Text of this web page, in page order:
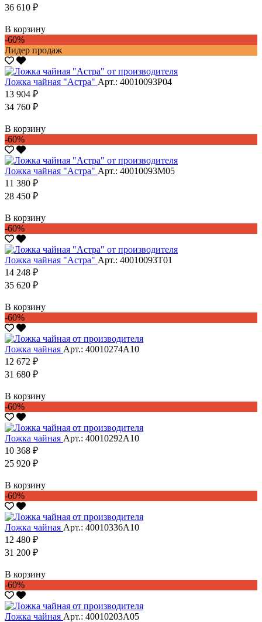
36 610 ₽
В корзину
-60%
Лидер продаж
Ложка чайная "Астра" Арт.: 40010093Р04
13 904 ₽
34 760 ₽
В корзину
-60%
Ложка чайная "Астра" Арт.: 40010093М05
11 380 ₽
28 450 ₽
В корзину
-60%
Ложка чайная "Астра" Арт.: 40010093Т01
14 248 ₽
35 620 ₽
В корзину
-60%
Ложка чайная Арт.: 40010274А10
12 672 ₽
31 680 ₽
В корзину
-60%
Ложка чайная Арт.: 40010292А10
10 368 ₽
25 920 ₽
В корзину
-60%
Ложка чайная Арт.: 40010336А10
12 480 ₽
31 200 ₽
В корзину
-60%
Ложка чайная Арт.: 40010203А05